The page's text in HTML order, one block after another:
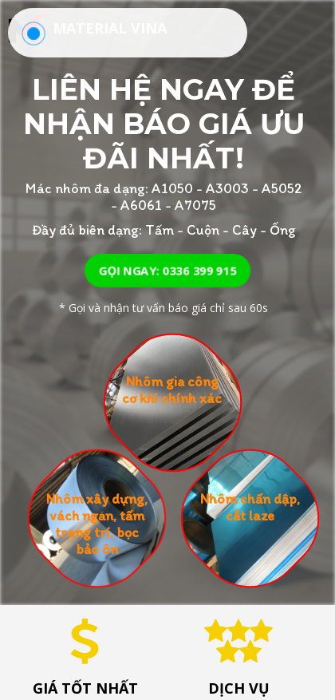
Mác nhôm đa dạng: A1050 - A3003 - A5052
- A6061 - A7075
LIÊN HỆ NGAY ĐỂ
NHẬN BÁO GIÁ ƯU
ĐÃI NHẤT!
* Gọi và nhận tư vấn báo giá chỉ sau 60s
Đầy đủ biên dạng: Tấm - Cuộn - Cây - Ống
GỌI NGAY: 0336 399 915
Nhôm gia công
cơ khí chính xác
Nhôm xây dựng,
vách ngăn, tấm
trang trí, bọc
bảo ôn
Nhôm chấn dập,
cắt laze
GIÁ TỐT NHẤT
DỊCH VỤ